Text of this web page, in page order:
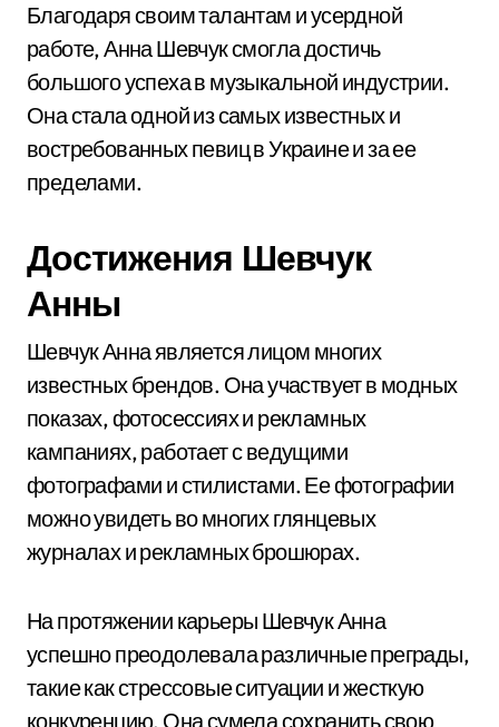
Благодаря своим талантам и усердной
работе, Анна Шевчук смогла достичь
большого успеха в музыкальной индустрии.
Она стала одной из самых известных и
востребованных певиц в Украине и за ее
пределами.
Достижения Шевчук
Анны
Шевчук Анна является лицом многих
известных брендов. Она участвует в модных
показах, фотосессиях и рекламных
кампаниях, работает с ведущими
фотографами и стилистами. Ее фотографии
можно увидеть во многих глянцевых
журналах и рекламных брошюрах.
На протяжении карьеры Шевчук Анна
успешно преодолевала различные преграды,
такие как стрессовые ситуации и жесткую
конкуренцию. Она сумела сохранить свою